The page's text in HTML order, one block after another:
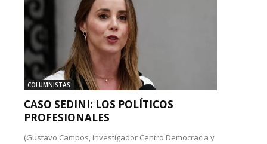
COLUMNISTAS
CASO SEDINI: LOS POLÍTICOS
PROFESIONALES
(Gustavo Campos, investigador Centro Democracia y